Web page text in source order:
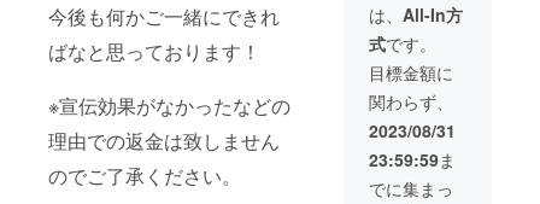
今後も何かご一緒にできれ
ばなと思っております！
※宣伝効果がなかったなどの
理由での返金は致しません
のでご了承ください。
は、 All-In方
式です。
目標金額に
関わらず、
2023/08/31
23:59:59ま
でに集まっ